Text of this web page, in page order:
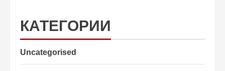
КАТЕГОРИИ
Uncategorised